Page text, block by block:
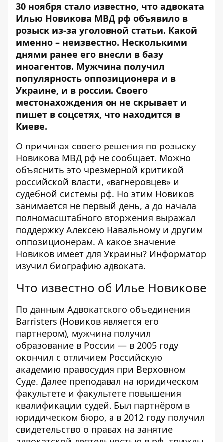
30 ноября стало известно, что адвоката
Илью Новикова МВД рф объявило в
розыск из-за уголовной статьи. Какой
именно – неизвестно. Несколькими
днями ранее его внесли в базу
иноагентов. Мужчина получил
популярность оппозиционера и в
Украине, и в россии. Своего
местонахождения он не скрывает и
пишет в соцсетях, что находится в
Киеве.
О причинах своего решения по розыску
Новикова МВД рф не сообщает. Можно
объяснить это чрезмерной критикой
российской власти, «вагнеровцев» и
судебной системы рф. Но этим Новиков
занимается не первый день, а до начала
полномасштабного вторжения выражал
поддержку Алексею Навальному и другим
оппозиционерам. А какое значение
Новиков имеет для Украины? Информатор
изучил биографию адвоката.
Что известно об Илье Новикове
По данным Адвокатского объединения
Barristers (Новиков является его
партнером), мужчина получил
образование в России — в 2005 году
окончил с отличием Российскую
академию правосудия при Верховном
Суде. Далее преподавал на юридическом
факультете и факультете повышения
квалификации судей. Был партнёром в
юридическом бюро, а в 2012 году получил
свидетельство о правах на занятие